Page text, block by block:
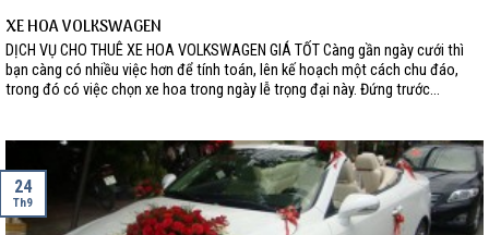
XE HOA VOLKSWAGEN
DỊCH VỤ CHO THUÊ XE HOA VOLKSWAGEN GIÁ TỐT Càng gần ngày cưới thì
bạn càng có nhiều việc hơn để tính toán, lên kế hoạch một cách chu đáo,
trong đó có việc chọn xe hoa trong ngày lễ trọng đại này. Đứng trước...
24
Th9